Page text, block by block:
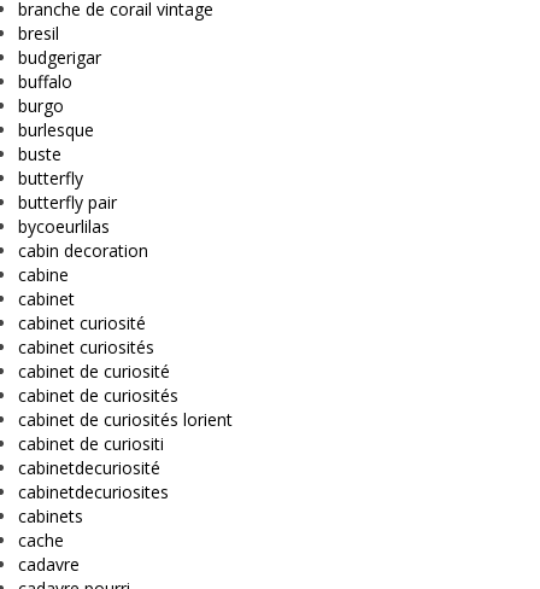
branche de corail vintage
bresil
budgerigar
buffalo
burgo
burlesque
buste
butterfly
butterfly pair
bycoeurlilas
cabin decoration
cabine
cabinet
cabinet curiosité
cabinet curiosités
cabinet de curiosité
cabinet de curiosités
cabinet de curiosités lorient
cabinet de curiositi
cabinetdecuriosité
cabinetdecuriosites
cabinets
cache
cadavre